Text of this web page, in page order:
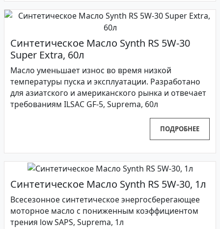
Синтетическое Масло Synth RS 5W-30
Super Extra, 60л
Масло уменьшает износ во время низкой
температуры пуска и эксплуатации. Разработано
для азиатского и американского рынка и отвечает
требованиям ILSAC GF-5, Suprema, 60л
ПОДРОБНЕЕ
Синтетическое Масло Synth RS 5W-30, 1л
Всесезонное синтетическое энергосберегающее
моторное масло с пониженным коэффициентом
трения low SAPS, Suprema, 1л